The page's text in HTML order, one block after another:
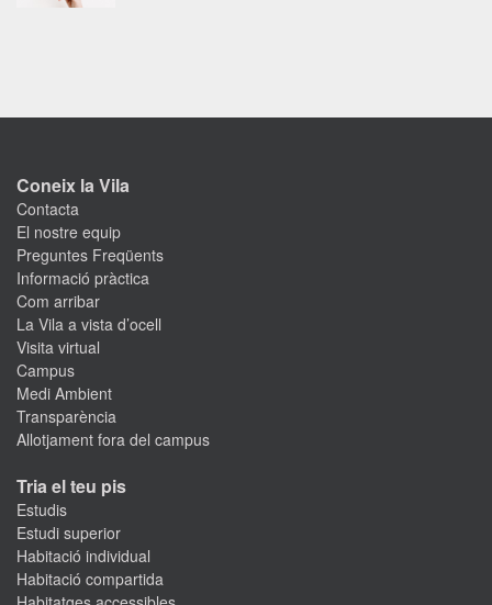
Coneix la Vila
Contacta
El nostre equip
Preguntes Freqüents
Informació pràctica
Com arribar
La Vila a vista d’ocell
Visita virtual
Campus
Medi Ambient
Transparència
Allotjament fora del campus
Tria el teu pis
Estudis
Estudi superior
Habitació individual
Habitació compartida